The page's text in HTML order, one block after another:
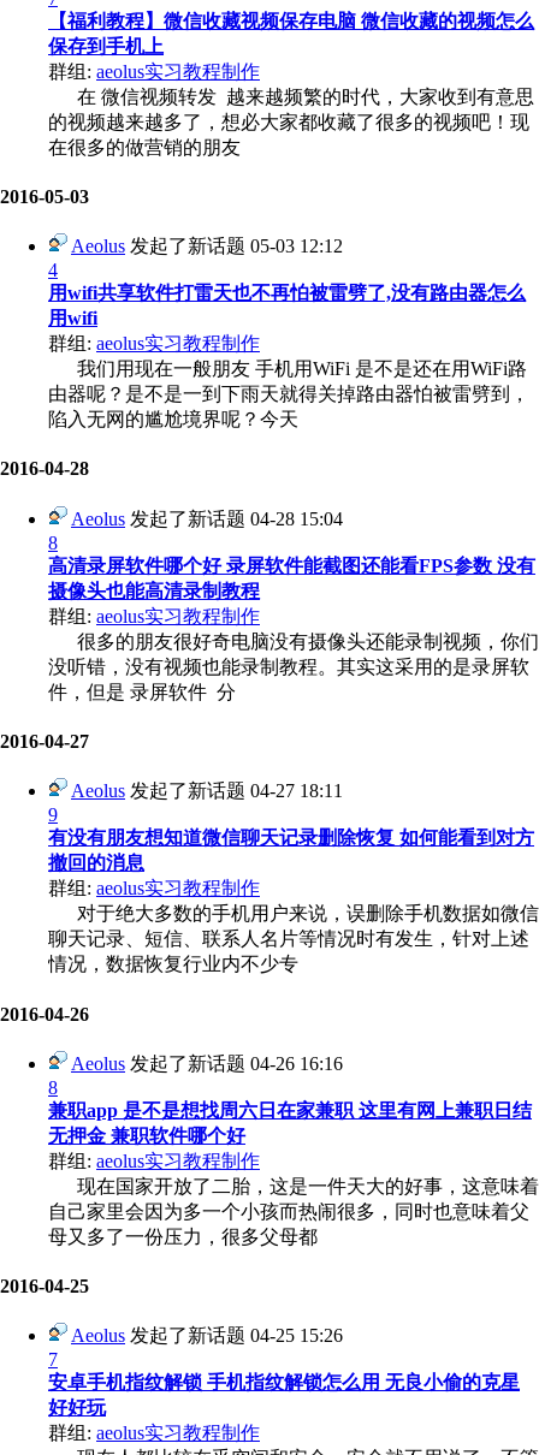
【福利教程】微信收藏视频保存电脑 微信收藏的视频怎么
保存到手机上
群组: aeolus实习教程制作
在 微信视频转发 越来越频繁的时代，大家收到有意思
的视频越来越多了，想必大家都收藏了很多的视频吧！现
在很多的做营销的朋友
2016-05-03
Aeolus 发起了新话题 05-03 12:12
4
用wifi共享软件打雷天也不再怕被雷劈了,没有路由器怎么
用wifi
群组: aeolus实习教程制作
我们用现在一般朋友 手机用WiFi 是不是还在用WiFi路
由器呢？是不是一到下雨天就得关掉路由器怕被雷劈到，
陷入无网的尴尬境界呢？今天
2016-04-28
Aeolus 发起了新话题 04-28 15:04
8
高清录屏软件哪个好 录屏软件能截图还能看FPS参数 没有
摄像头也能高清录制教程
群组: aeolus实习教程制作
很多的朋友很好奇电脑没有摄像头还能录制视频，你们
没听错，没有视频也能录制教程。其实这采用的是录屏软
件，但是 录屏软件 分
2016-04-27
Aeolus 发起了新话题 04-27 18:11
9
有没有朋友想知道微信聊天记录删除恢复 如何能看到对方
撤回的消息
群组: aeolus实习教程制作
对于绝大多数的手机用户来说，误删除手机数据如微信
聊天记录、短信、联系人名片等情况时有发生，针对上述
情况，数据恢复行业内不少专
2016-04-26
Aeolus 发起了新话题 04-26 16:16
8
兼职app 是不是想找周六日在家兼职 这里有网上兼职日结
无押金 兼职软件哪个好
群组: aeolus实习教程制作
现在国家开放了二胎，这是一件天大的好事，这意味着
自己家里会因为多一个小孩而热闹很多，同时也意味着父
母又多了一份压力，很多父母都
2016-04-25
Aeolus 发起了新话题 04-25 15:26
7
安卓手机指纹解锁 手机指纹解锁怎么用 无良小偷的克星
好好玩
群组: aeolus实习教程制作